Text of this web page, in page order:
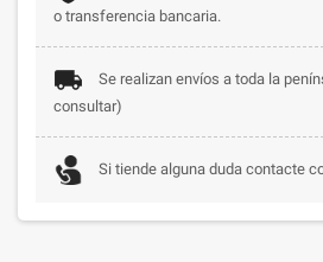
o transferencia bancaria.
Se realizan envíos a toda la
consultar)
Si tiende alguna duda contacte